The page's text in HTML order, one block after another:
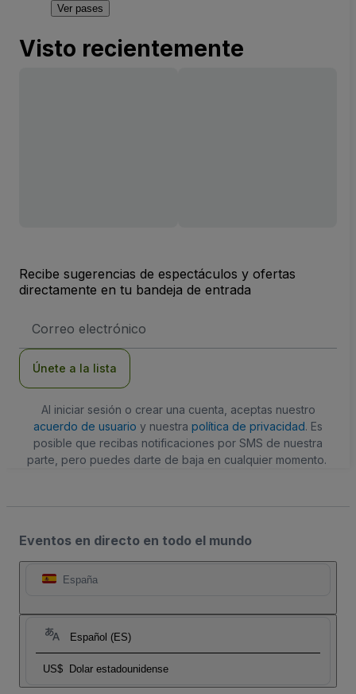
Ver pases
Visto recientemente
Recibe sugerencias de espectáculos y ofertas
directamente en tu bandeja de entrada
de
Únete a la lista
Al iniciar sesión o crear una cuenta, aceptas nuestro
acuerdo de usuario y nuestra política de privacidad. Es
posible que recibas notificaciones por SMS de nuestra
parte, pero puedes darte de baja en cualquier momento.
Eventos en directo en todo el mundo
España
Español (ES)
US$ Dolar estadounidense